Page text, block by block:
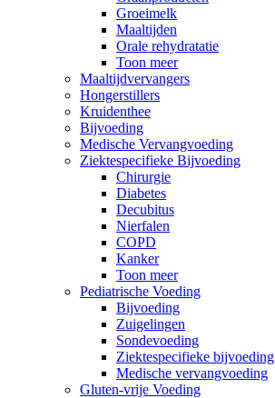
Groeimelk
Maaltijden
Orale rehydratatie
Toon meer
Maaltijdvervangers
Hongerstillers
Kruidenthee
Bijvoeding
Medische Vervangvoeding
Ziektespecifieke Bijvoeding
Chirurgie
Diabetes
Decubitus
Nierfalen
COPD
Kanker
Toon meer
Pediatrische Voeding
Bijvoeding
Zuigelingen
Sondevoeding
Ziektespecifieke bijvoeding
Medische vervangvoeding
Gluten-vrije Voeding